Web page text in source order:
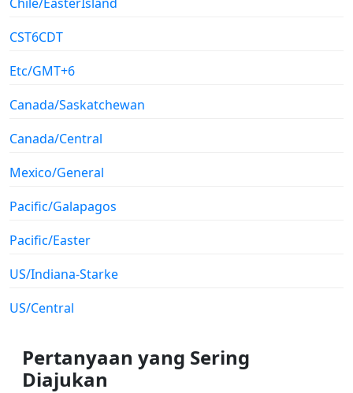
CST6CDT
Etc/GMT+6
Canada/Saskatchewan
Canada/Central
Mexico/General
Pacific/Galapagos
Pacific/Easter
US/Indiana-Starke
US/Central
Pertanyaan yang Sering
Diajukan